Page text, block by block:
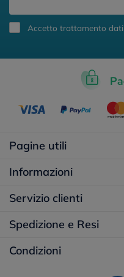
Accetto trattamento
Pagine utili
Informazioni
Servizio clienti
Spedizione e Resi
Condizioni